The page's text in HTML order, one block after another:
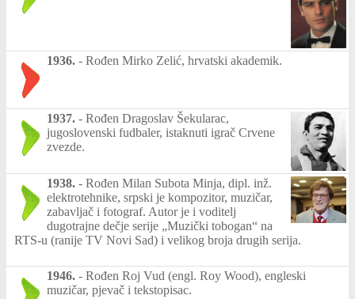
1936. - Rođen Mirko Zelić, hrvatski akademik.
1937. - Rođen Dragoslav Šekularac,
jugoslovenski fudbaler, istaknuti igrač Crvene
zvezde.
1938. - Rođen Milan Subota Minja, dipl. inž.
elektrotehnike, srpski je kompozitor, muzičar,
zabavljač i fotograf. Autor je i voditelj
dugotrajne dečje serije „Muzički tobogan“ na
RTS-u (ranije TV Novi Sad) i velikog broja drugih serija.
1946. - Rođen Roj Vud (engl. Roy Wood), engleski
muzičar, pjevač i tekstopisac.